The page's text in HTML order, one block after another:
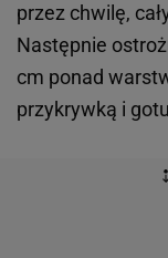
przez chwilę,
Następnie
cm ponad
przykrywką i